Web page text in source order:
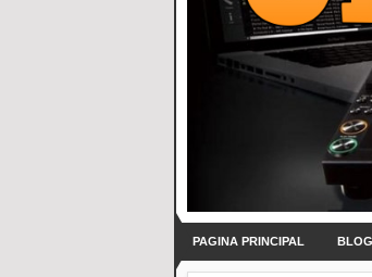
PAGINA PRINCIPAL